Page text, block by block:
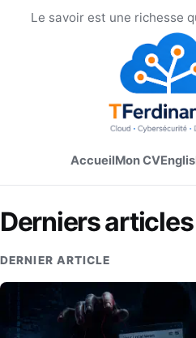
Le savoir est une richesse
AccueilMon CV
Derniers articles
DERNIER ARTICLE